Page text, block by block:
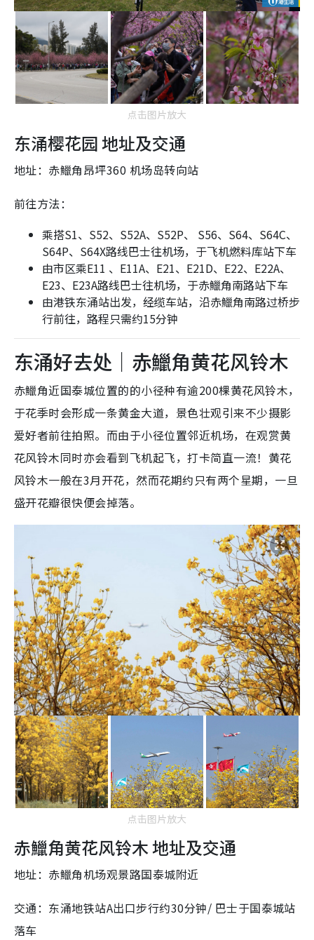
点击图片放大
东涌樱花园 地址及交通
地址：赤鱲角昂坪360 机场岛转向站
前往方法：
乘搭S1、S52、S52A、S52P、 S56、S64、S64C、
S64P、S64X路线巴士往机场，于飞机燃料库站下车
由市区乘E11 、E11A、E21、E21D、E22、E22A、
E23、E23A路线巴士往机场，于赤鱲角南路站下车
由港铁东涌站出发，经缆车站，沿赤鱲角南路过桥步
行前往，路程只需约15分钟
东涌好去处｜赤鱲角黄花风铃木
赤鱲角近国泰城位置的的小径种有逾200棵黄花风铃木，
于花季时会形成一条黄金大道，景色壮观引来不少摄影
爱好者前往拍照。而由于小径位置邻近机场，在观赏黄
花风铃木同时亦会看到飞机起飞，打卡简直一流！黄花
风铃木一般在3月开花，然而花期约只有两个星期，一旦
盛开花瓣很快便会掉落。
点击图片放大
赤鱲角黄花风铃木 地址及交通
地址：赤鱲角机场观景路国泰城附近
交通：东涌地铁站A出口步行约30分钟/ 巴士于国泰城站
落车